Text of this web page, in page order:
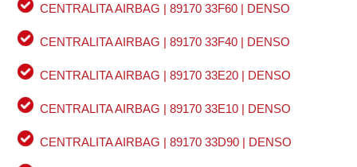
CENTRALITA AIRBAG | 89170 33F60 | DENSO
CENTRALITA AIRBAG | 89170 33F40 | DENSO
CENTRALITA AIRBAG | 89170 33E20 | DENSO
CENTRALITA AIRBAG | 89170 33E10 | DENSO
CENTRALITA AIRBAG | 89170 33D90 | DENSO